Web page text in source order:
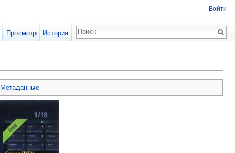
Метаданные
Войти
Просмотр История